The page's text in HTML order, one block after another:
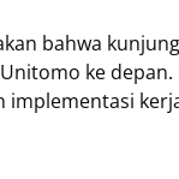
bahwa
ke